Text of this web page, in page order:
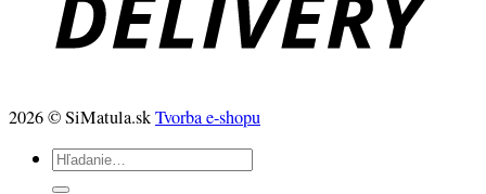
2026 © SiMatula.skTvorba e-shopu
Hľadať: